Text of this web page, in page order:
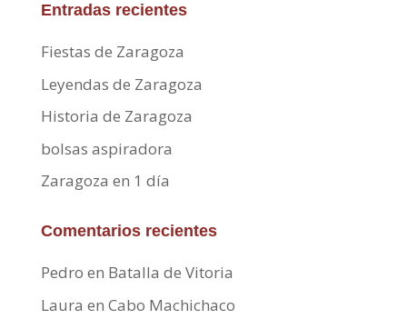
Entradas recientes
Fiestas de Zaragoza
Leyendas de Zaragoza
Historia de Zaragoza
bolsas aspiradora
Zaragoza en 1 día
Comentarios recientes
Pedro en Batalla de Vitoria
Laura en Cabo Machichaco